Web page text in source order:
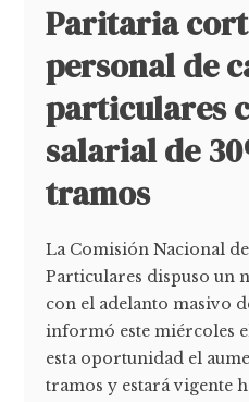
Paritaria
personal de
particulares
salarial de
tramos
La Comisión Nacional
Particulares dispuso un
con el adelanto masivo
informó este miércoles
esta oportunidad el
tramos y estará vigente